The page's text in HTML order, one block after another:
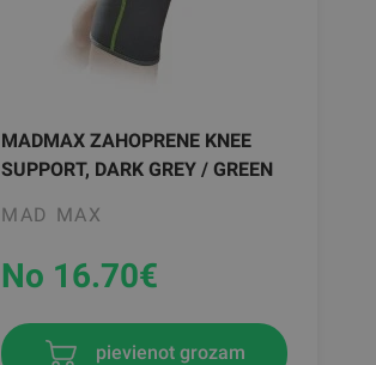
MADMAX ZAHOPRENE KNEE
SUPPORT, DARK GREY / GREEN
MAD MAX
No 16.70€
pievienot grozam